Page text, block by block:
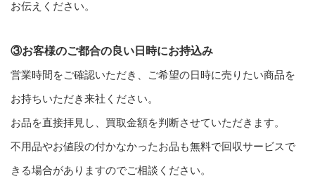
お伝えください。
③お客様のご都合の良い日時にお持込み
営業時間をご確認いただき、ご希望の日時に売りたい商品を
お持ちいただき来社ください。
お品を直接拝見し、買取金額を判断させていただきます。
不用品やお値段の付かなかったお品も無料で回収サービスで
きる場合がありますのでご相談ください。